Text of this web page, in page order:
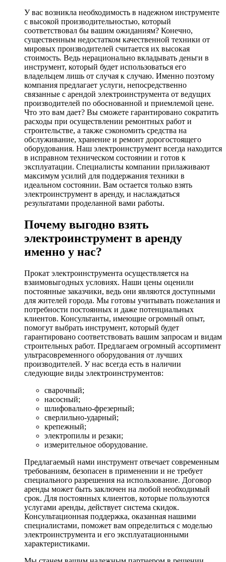
У вас возникла необходимость в надежном инструменте
с высокой производительностью, который
соответствовал бы вашим ожиданиям? Конечно,
существенным недостатком качественной техники от
мировых производителей считается их высокая
стоимость. Ведь нерационально вкладывать деньги в
инструмент, который будет использоваться его
владельцем лишь от случая к случаю. Именно поэтому
компания предлагает услуги, непосредственно
связанные с арендой электроинструмента от ведущих
производителей по обоснованной и приемлемой цене.
Что это вам дает? Вы сможете гарантировано сократить
расходы при осуществлении ремонтных работ и
строительстве, а также сэкономить средства на
обслуживание, хранение и ремонт дорогостоящего
оборудования. Наш электроинструмент всегда находится
в исправном техническом состоянии и готов к
эксплуатации. Специалисты компании прилаживают
максимум усилий для поддержания техники в
идеальном состоянии. Вам остается только взять
электроинструмент в аренду, и наслаждаться
результатами проделанной вами работы.
Почему выгодно взять
электроинструмент в аренду
именно у нас?
Прокат электроинструмента осуществляется на
взаимовыгодных условиях. Наши цены оценили
постоянные заказчики, ведь они являются доступными
для жителей города. Мы готовы учитывать пожелания и
потребности постоянных и даже потенциальных
клиентов. Консультанты, имеющие огромный опыт,
помогут выбрать инструмент, который будет
гарантировано соответствовать вашим запросам и видам
строительных работ. Предлагаем огромный ассортимент
ультрасовременного оборудования от лучших
производителей. У нас всегда есть в наличии
следующие виды электроинструментов:
сварочный;
насосный;
шлифовально-фрезерный;
сверлильно-ударный;
крепежный;
электропилы и резаки;
измерительное оборудование.
Предлагаемый нами инструмент отвечает современным
требованиям, безопасен в применении и не требует
специального разрешения на использование. Договор
аренды может быть заключен на любой необходимый
срок. Для постоянных клиентов, которые пользуются
услугами аренды, действует система скидок.
Консультационная поддержка, оказанная нашими
специалистами, поможет вам определиться с моделью
электроинструмента и его эксплуатационными
характеристиками.